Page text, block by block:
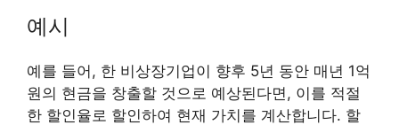
예시
예를 들어, 한 비상장기업이 향후 5년 동안 매년 1억
원의 현금을 창출할 것으로 예상된다면, 이를 적절
한 할인율로 할인하여 현재 가치를 계산합니다. 할